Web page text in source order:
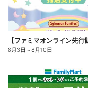
8月3日 ～8月10日